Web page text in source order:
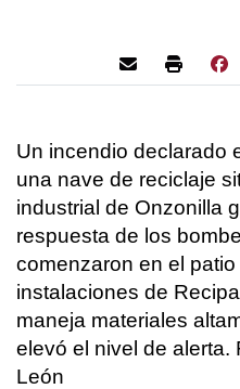
Un incendio declarado
una nave de reciclaje
industrial de Onzonilla
respuesta de los
comenzaron en el
instalaciones de
maneja materiales
elevó el nivel de alerta.
León